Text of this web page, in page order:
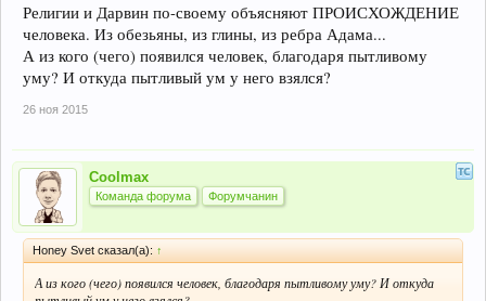
Религии и Дарвин по-своему объясняют ПРОИСХОЖДЕНИЕ
человека. Из обезьяны, из глины, из ребра Адама...
А из кого (чего) появился человек, благодаря пытливому
уму? И откуда пытливый ум у него взялся?
26 ноя 2015
Coolmax
Команда форума Форумчанин
Honey Svet сказал(а): ↑
А из кого (чего) появился человек, благодаря пытливому уму? И откуда